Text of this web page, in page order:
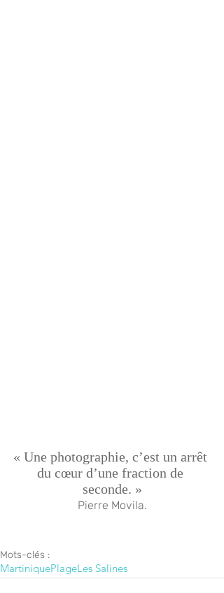
« Une photographie, c’est un arrêt
du cœur d’une fraction de
seconde. »
Pierre Movila.
Mots-clés :
MartiniquePlageLes Salines